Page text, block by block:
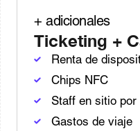
+ adicionales
Ticketing +
Renta de
Chips NFC
Staff en sitio por
Gastos de viaje